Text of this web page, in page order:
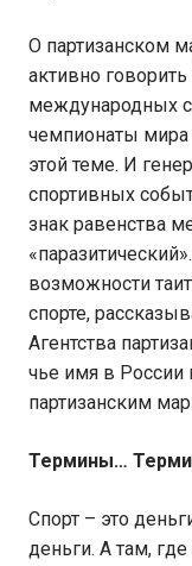
О партизанском
активно
международных
чемпионаты
этой теме. И
спортивных
знак равенства
возможности
спорте,
Агентства
чье имя в России
партизанским
Термины…
Спорт – это
деньги. А там,